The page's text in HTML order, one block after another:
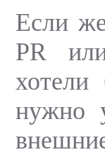
Если
PR
нужно